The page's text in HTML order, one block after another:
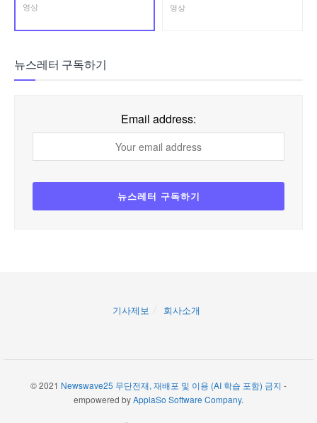
영상 영상
뉴스레터 구독하기
Email address:
기사제보 회사소개
© 2021 Newswave25 무단전재, 재배포 및 이용 (AI 학습 포함) 금지 -
empowered byApplaSo Software Company.